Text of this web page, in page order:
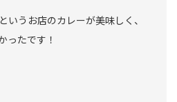
いうお店のカレーが美味しく、
ったです！